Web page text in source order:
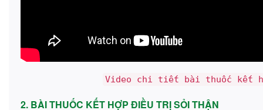
Video chi tiết bài thuốc kết
2. BÀI THUỐC KẾT HỢP ĐIỀU TRỊ SỎI THẬN